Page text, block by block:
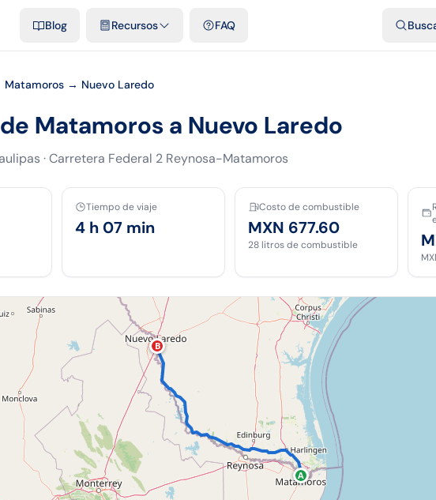
Blog Recursos FAQ
Matamoros → Nuevo Laredo
Matamoros a Nuevo Laredo
·Carretera Federal 2 Reynosa-Matamoros
Tiempo de viaje
4 h 07 min
Costo de combustible
MXN 677.60
28 litros de combustible
A
B